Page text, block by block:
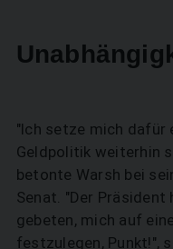
"Ich setze mich dafür
Geldpolitik weiterhin
betonte Warsh bei
Senat. "Der
gebeten, mich auf
festzulegen, Punkt!",